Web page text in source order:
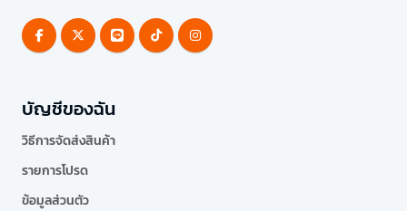
บัญชีของฉัน
วิธีการจัดส่งสินค้า
รายการโปรด
ข้อมูลส่วนตัว